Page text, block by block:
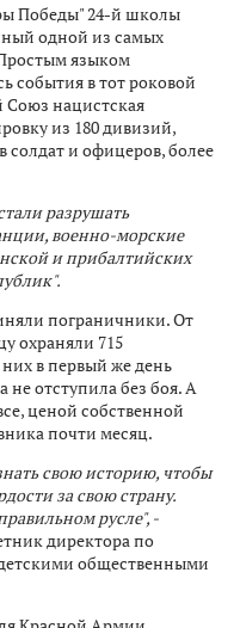
Победы" 24-й школы
одной из самых
языком
события в тот роковой
Союз нацистская
из 180 дивизий,
и офицеров, более
разрушать
военно-морские
и прибалтийских
пограничники. От
охраняли 715
в первый же день
отступила без боя. А
ценой собственной
почти месяц.
свою историю, чтобы
за свою страну.
русле", -
директора по
общественными